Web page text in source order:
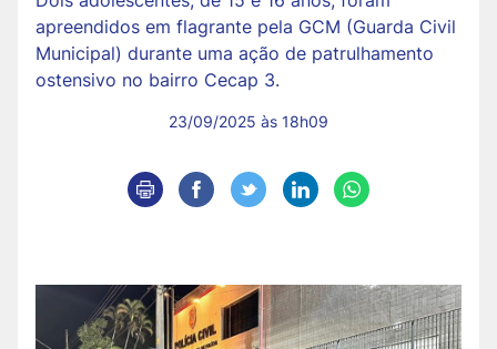
apreendidos em flagrante pela GCM (Guarda Civil
Municipal) durante uma ação de patrulhamento
ostensivo no bairro Cecap 3.
23/09/2025 às 18h09